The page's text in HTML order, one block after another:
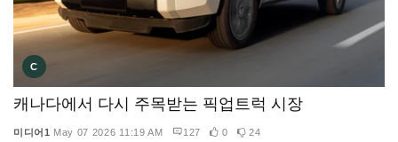
C
캐나다에서 다시 주목받는 픽업트럭 시장
미디어1 May 07 2026 11:19 AM 127 0 24